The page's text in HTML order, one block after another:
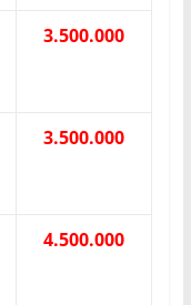
3.500.000
3.500.000
4.500.000